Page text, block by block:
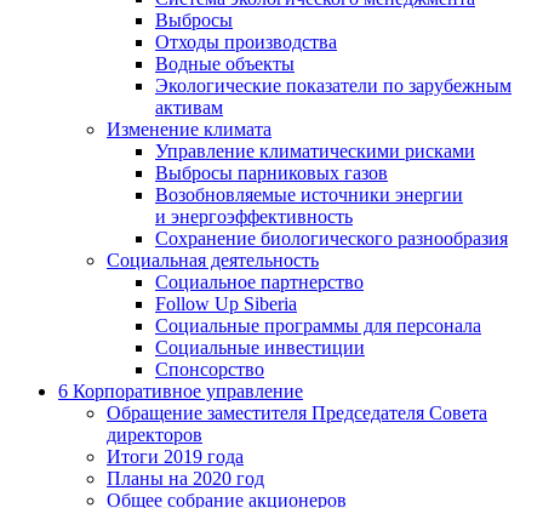
Выбросы
Отходы производства
Водные объекты
Экологические показатели по зарубежным
активам
Изменение климата
Управление климатическими рисками
Выбросы парниковых газов
Возобновляемые источники энергии
и энергоэффективность
Сохранение биологического разнообразия
Социальная деятельность
Социальное партнерство
Follow Up Siberia
Социальные программы для персонала
Социальные инвестиции
Спонсорство
6 Корпоративное управление
Обращение заместителя Председателя Совета
директоров
Итоги 2019 года
Планы на 2020 год
Общее собрание акционеров